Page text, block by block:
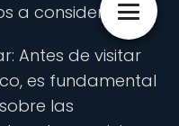
a considerar:
Antes de visitar
es fundamental
las